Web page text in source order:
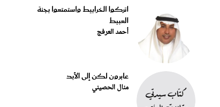
اتركوا الخرابيط واستمتعوا بجنة
العبيط
أحمد العرفج
عابرون لكن إلى الأبد
منال الحصيني